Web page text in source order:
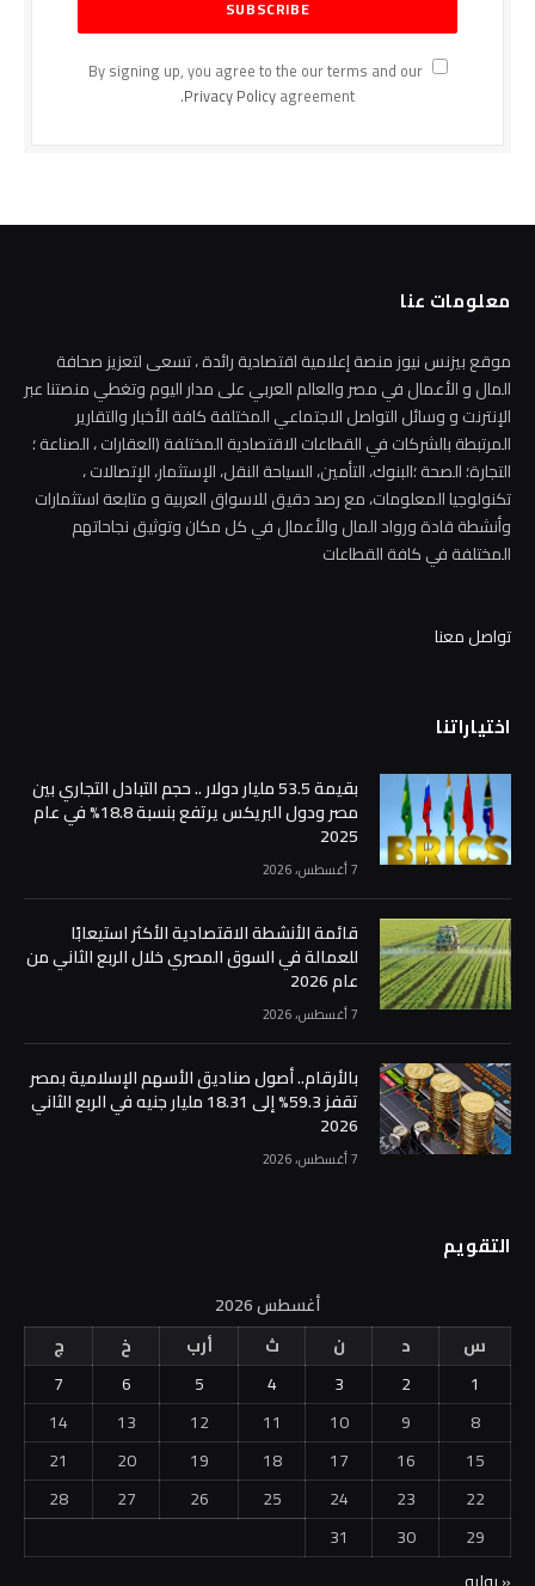
By signing up, you agree to the our terms and our
Privacy Policyagreement.
معلومات عنا
موقع بيزنس نيوز منصة إعلامية اقتصادية رائدة ، تسعى لتعزيز صحافة
المال و الأعمال في مصر والعالم العربي على مدار اليوم وتغطي منصتنا عبر
الإنترنت و وسائل التواصل الاجتماعي المختلفة كافة الأخبار والتقارير
المرتبطة بالشركات في القطاعات الاقتصادية المختلفة (العقارات ، الصناعة ؛
التجارة؛ الصحة ؛البنوك، التأمين، السياحة النقل، الإستثمار، الإتصالات ،
تكنولوجيا المعلومات، مع رصد دقيق للاسواق العربية و متابعة استثمارات
وأنشطة قادة ورواد المال والأعمال في كل مكان وتوثيق نجاحاتهم
المختلفة في كافة القطاعات
تواصل معنا
اختياراتنا
بقيمة 53.5 مليار دولار .. حجم التبادل التجاري بين
مصر ودول البريكس يرتفع بنسبة 18.8% في عام
2025
7 أغسطس، 2026
قائمة الأنشطة الاقتصادية الأكثر استيعابًا
للعمالة في السوق المصري خلال الربع الثاني من
عام 2026
7 أغسطس، 2026
بالأرقام.. أصول صناديق الأسهم الإسلامية بمصر
تقفز 59.3% إلى 18.31 مليار جنيه في الربع الثاني
2026
7 أغسطس، 2026
التقويم
أغسطس 2026
س
د ن ث أرب خ
ج
1
2
3
4
5
6
7
8
9
10
11
12
13
14
15
16
17
18
19
20
21
22
23
24
25
26
27
28
29
30
31